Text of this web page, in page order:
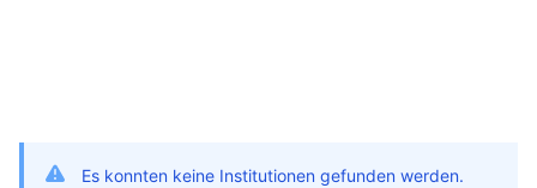
Es konnten keine Institutionen gefunden werden.